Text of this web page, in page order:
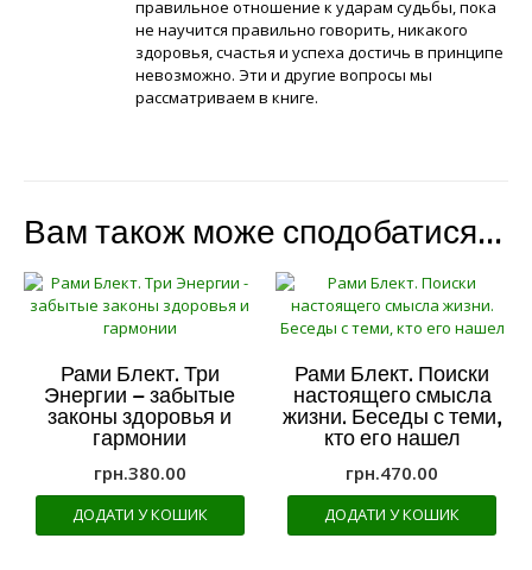
правильное отношение к ударам судьбы, пока
не научится правильно говорить, никакого
здоровья, счастья и успеха достичь в принципе
невозможно. Эти и другие вопросы мы
рассматриваем в книге.
Вам також може сподобатися…
Рами Блект. Три
Энергии – забытые
законы здоровья и
гармонии
грн.380.00
ДОДАТИ У КОШИК
Рами Блект. Поиски
настоящего смысла
жизни. Беседы с теми,
кто его нашел
грн.470.00
ДОДАТИ У КОШИК